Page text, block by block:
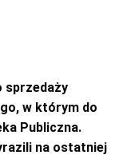
sprzedaży
w którym do
Publiczna.
na ostatniej